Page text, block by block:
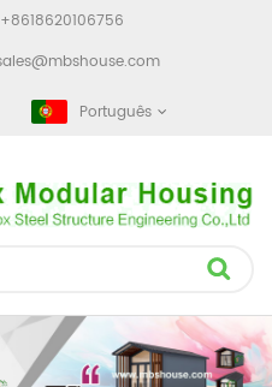
+8618620106756
Português